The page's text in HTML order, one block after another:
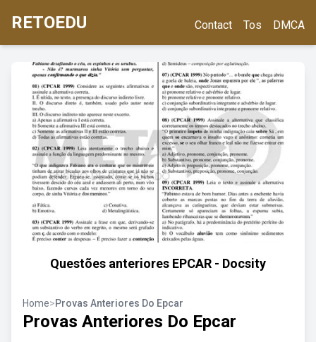
RETOEDU Contact Tos DMCA
Questões anteriores EPCAR - Docsity
Home>Provas Anteriores Do Epcar
Provas Anteriores Do Epcar